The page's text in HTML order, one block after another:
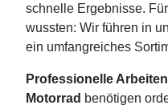
schnelle Ergebnisse.
wussten: Wir führen in
ein umfangreiches
Professionelle
Motorrad benötigen